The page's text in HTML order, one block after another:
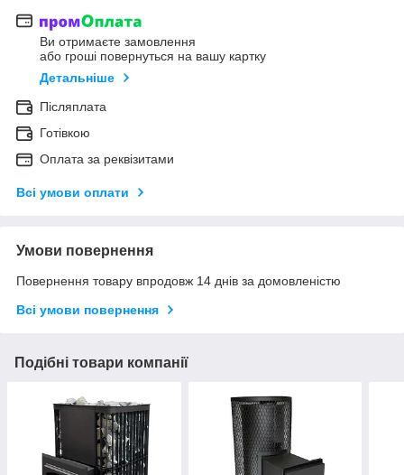
Ви отримаєте замовлення
або гроші повернуться на вашу картку
Детальніше
Післяплата
Готівкою
Оплата за реквізитами
Всі умови оплати
Умови повернення
Повернення товару впродовж 14 днів за домовленістю
Всі умови повернення
Подібні товари компанії